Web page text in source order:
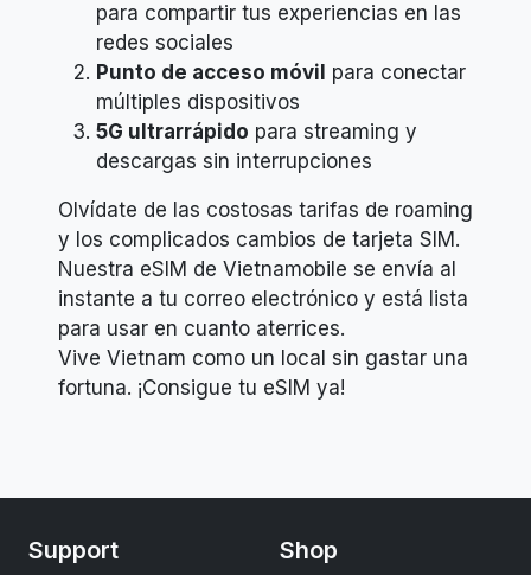
para compartir tus experiencias en las
redes sociales
Punto de acceso móvil para conectar
múltiples dispositivos
5G ultrarrápido para streaming y
descargas sin interrupciones
Olvídate de las costosas tarifas de roaming
y los complicados cambios de tarjeta SIM.
Nuestra eSIM de Vietnamobile se envía al
instante a tu correo electrónico y está lista
para usar en cuanto aterrices.
Vive Vietnam como un local sin gastar una
fortuna. ¡Consigue tu eSIM ya!
Support Shop